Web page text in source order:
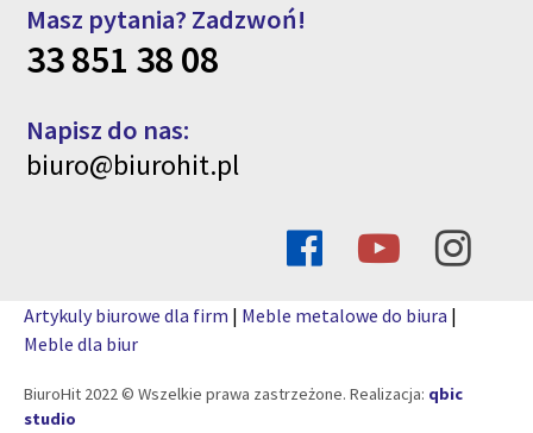
Masz pytania? Zadzwoń!
33 851 38 08
Napisz do nas:
biuro@biurohit.pl
Artykuly biurowe dla firm | Meble metalowe do biura |
Meble dla biur
BiuroHit 2022 © Wszelkie prawa zastrzeżone. Realizacja: qbic
studio